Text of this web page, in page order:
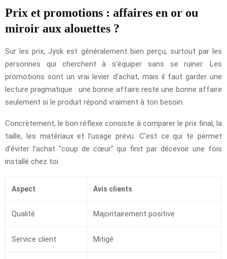
Prix et promotions : affaires en or ou
miroir aux alouettes ?
Sur les prix, Jysk est généralement bien perçu, surtout par les
personnes qui cherchent à s’équiper sans se ruiner. Les
promotions sont un vrai levier d’achat, mais il faut garder une
lecture pragmatique : une bonne affaire reste une bonne affaire
seulement si le produit répond vraiment à ton besoin.
Concrètement, le bon réflexe consiste à comparer le prix final, la
taille, les matériaux et l’usage prévu. C’est ce qui te permet
d’éviter l’achat “coup de cœur” qui finit par décevoir une fois
installé chez toi.
Aspect Avis clients
Qualité Majoritairement positive
Service client Mitigé